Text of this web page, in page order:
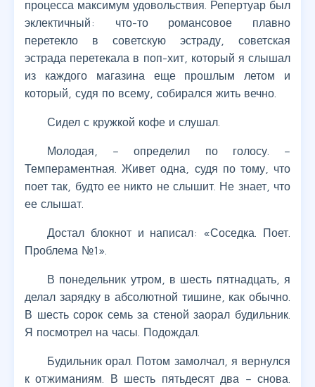
процесса максимум удовольствия. Репертуар был
эклектичный: что-то романсовое плавно
перетекло в советскую эстраду, советская
эстрада перетекала в поп-хит, который я слышал
из каждого магазина еще прошлым летом и
который, судя по всему, собирался жить вечно.
Сидел с кружкой кофе и слушал.
Молодая, – определил по голосу. –
Темпераментная. Живет одна, судя по тому, что
поет так, будто ее никто не слышит. Не знает, что
ее слышат.
Достал блокнот и написал: «Соседка. Поет.
Проблема №1».
В понедельник утром, в шесть пятнадцать, я
делал зарядку в абсолютной тишине, как обычно.
В шесть сорок семь за стеной заорал будильник.
Я посмотрел на часы. Подождал.
Будильник орал. Потом замолчал, я вернулся
к отжиманиям. В шесть пятьдесят два – снова.